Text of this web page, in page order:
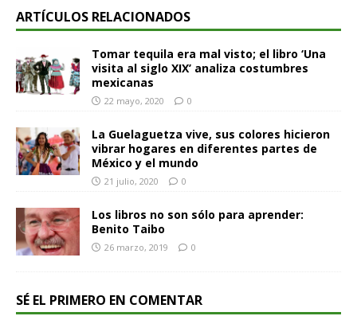
ARTÍCULOS RELACIONADOS
Tomar tequila era mal visto; el libro ‘Una
visita al siglo XIX’ analiza costumbres
mexicanas
22 mayo, 2020 0
La Guelaguetza vive, sus colores hicieron
vibrar hogares en diferentes partes de
México y el mundo
21 julio, 2020 0
Los libros no son sólo para aprender:
Benito Taibo
26 marzo, 2019 0
SÉ EL PRIMERO EN COMENTAR